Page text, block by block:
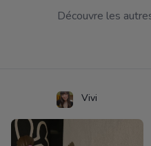
Découvre les
Vivi